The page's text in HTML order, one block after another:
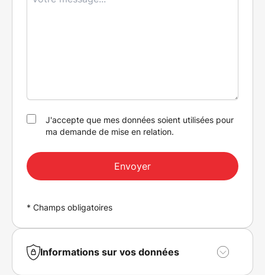
J'accepte que mes données soient utilisées pour
ma demande de mise en relation.
Envoyer
* Champs obligatoires
Informations sur vos données